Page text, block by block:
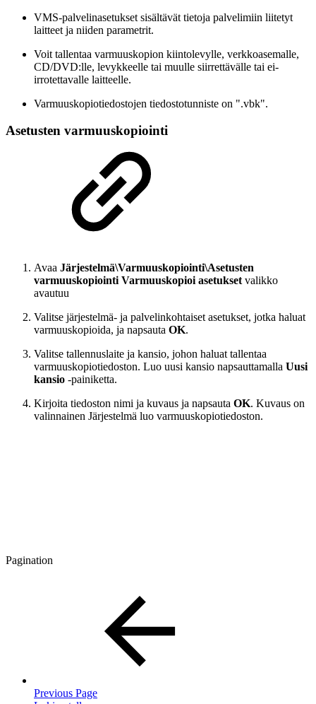
VMS-palvelinasetukset sisältävät tietoja palvelimiin liitetyt
laitteet ja niiden parametrit.
Voit tallentaa varmuuskopion kiintolevylle, verkkoasemalle,
CD/DVD:lle, levykkeelle tai muulle siirrettävälle tai ei-
irrotettavalle laitteelle.
Varmuuskopiotiedostojen tiedostotunniste on ".vbk".
Asetusten varmuuskopiointi
Avaa Järjestelmä\Varmuuskopiointi\Asetusten
varmuuskopiointi Varmuuskopioi asetukset valikko
avautuu
Valitse järjestelmä- ja palvelinkohtaiset asetukset, jotka haluat
varmuuskopioida, ja napsauta OK.
Valitse tallennuslaite ja kansio, johon haluat tallentaa
varmuuskopiotiedoston. Luo uusi kansio napsauttamalla Uusi
kansio -painiketta.
Kirjoita tiedoston nimi ja kuvaus ja napsauta OK. Kuvaus on
valinnainen Järjestelmä luo varmuuskopiotiedoston.
Pagination
Previous Page